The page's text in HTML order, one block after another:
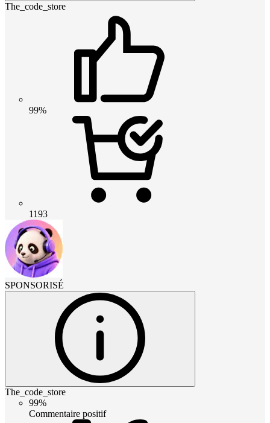
The_code_store
99%
1193
SPONSORISÉ
The_code_store
99%
Commentaire positif